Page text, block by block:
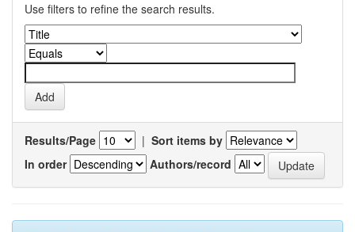
Use filters to refine the search results.
Results/Page | Sort items by
In order
Authors/record